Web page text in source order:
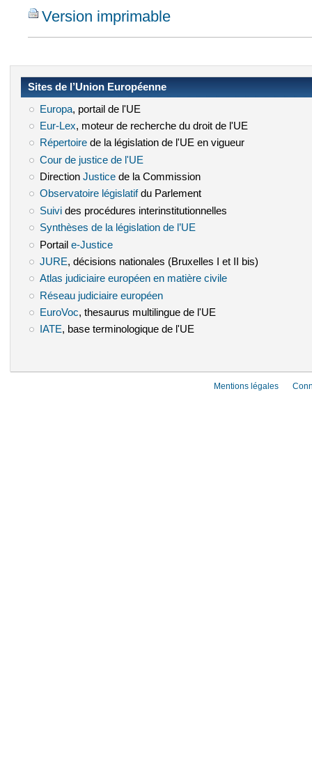
Version imprimable
Sites de l’Union Européenne
Europa(le lien est externe)
, portail de l'UE
Eur-Lex(le lien est externe)
, moteur de recherche du droit de l'UE
Répertoire(le lien est externe)
de la législation de l'UE en vigueur
Cour de justice de l'UE
Direction Justice(le lien est externe)
de la Commission
Observatoire législatif(le lien est externe)
du Parlement
Suivi(le lien est externe)
des procédures interinstitutionnelles
Synthèses de la législation de l’UE
Portail e-Justice(le lien est externe)
JURE (le lien est externe)
, décisions nationales (Bruxelles I et II bis)
Atlas judiciaire européen en matière civile(le lien est externe)
Réseau judiciaire européen(le lien est externe)
EuroVoc (le lien est externe)
, thesaurus multilingue de l'UE
IATE(le lien est externe)
, base terminologique de l'UE
Mentions légales